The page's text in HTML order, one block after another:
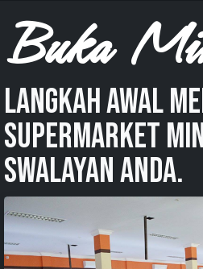
Buka
langkah awal
supermarket
swalayan anda.